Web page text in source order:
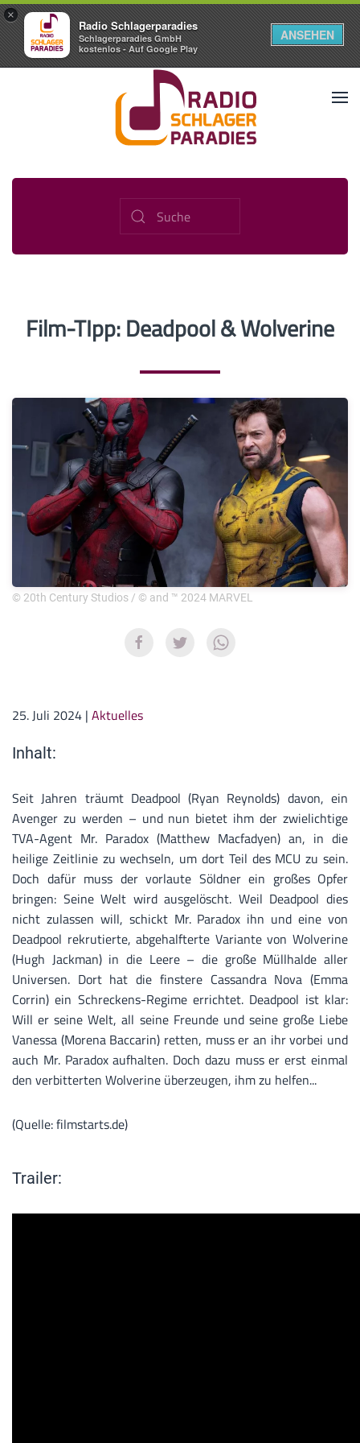
×
Radio Schlagerparadies
Schlagerparadies GmbH
kostenlos - Auf Google Play
ANSEHEN
Film-TIpp: Deadpool & Wolverine
© 20th Century Studios / © and ™ 2024 MARVEL
25. Juli 2024 | Aktuelles
Inhalt:
Seit Jahren träumt Deadpool (Ryan Reynolds) davon, ein
Avenger zu werden – und nun bietet ihm der zwielichtige
TVA-Agent Mr. Paradox (Matthew Macfadyen) an, in die
heilige Zeitlinie zu wechseln, um dort Teil des MCU zu sein.
Doch dafür muss der vorlaute Söldner ein großes Opfer
bringen: Seine Welt wird ausgelöscht. Weil Deadpool dies
nicht zulassen will, schickt Mr. Paradox ihn und eine von
Deadpool rekrutierte, abgehalfterte Variante von Wolverine
(Hugh Jackman) in die Leere – die große Müllhalde aller
Universen. Dort hat die finstere Cassandra Nova (Emma
Corrin) ein Schreckens-Regime errichtet. Deadpool ist klar:
Will er seine Welt, all seine Freunde und seine große Liebe
Vanessa (Morena Baccarin) retten, muss er an ihr vorbei und
auch Mr. Paradox aufhalten. Doch dazu muss er erst einmal
den verbitterten Wolverine überzeugen, ihm zu helfen...
(Quelle: filmstarts.de)
Trailer: